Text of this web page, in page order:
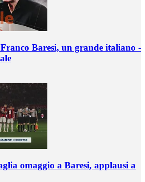
Baresi, un grande italiano -
omaggio a Baresi, applausi a